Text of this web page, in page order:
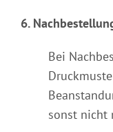
6.
Bei
sonst nicht